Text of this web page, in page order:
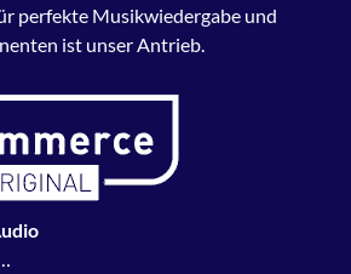
perfekte Musikwiedergabe und
ist unser Antrieb.